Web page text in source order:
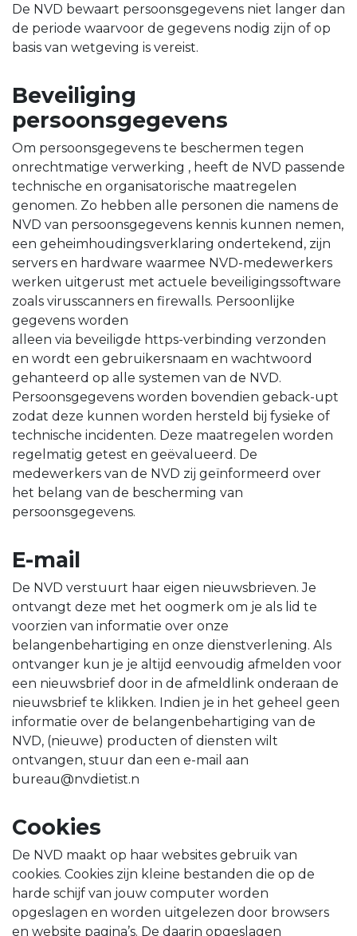
De NVD bewaart persoonsgegevens niet langer dan
de periode waarvoor de gegevens nodig zijn of op
basis van wetgeving is vereist.
Beveiliging
persoonsgegevens
Om persoonsgegevens te beschermen tegen
onrechtmatige verwerking , heeft de NVD passende
technische en organisatorische maatregelen
genomen. Zo hebben alle personen die namens de
NVD van persoonsgegevens kennis kunnen nemen,
een geheimhoudingsverklaring ondertekend, zijn
servers en hardware waarmee NVD-medewerkers
werken uitgerust met actuele beveiligingssoftware
zoals virusscanners en firewalls. Persoonlijke
gegevens worden
alleen via beveiligde https-verbinding verzonden
en wordt een gebruikersnaam en wachtwoord
gehanteerd op alle systemen van de NVD.
Persoonsgegevens worden bovendien geback-upt
zodat deze kunnen worden hersteld bij fysieke of
technische incidenten. Deze maatregelen worden
regelmatig getest en geëvalueerd. De
medewerkers van de NVD zij geïnformeerd over
het belang van de bescherming van
persoonsgegevens.
E-mail
De NVD verstuurt haar eigen nieuwsbrieven. Je
ontvangt deze met het oogmerk om je als lid te
voorzien van informatie over onze
belangenbehartiging en onze dienstverlening. Als
ontvanger kun je je altijd eenvoudig afmelden voor
een nieuwsbrief door in de afmeldlink onderaan de
nieuwsbrief te klikken. Indien je in het geheel geen
informatie over de belangenbehartiging van de
NVD, (nieuwe) producten of diensten wilt
ontvangen, stuur dan een e-mail aan
bureau@nvdietist.n
Cookies
De NVD maakt op haar websites gebruik van
cookies. Cookies zijn kleine bestanden die op de
harde schijf van jouw computer worden
opgeslagen en worden uitgelezen door browsers
en website pagina’s. De daarin opgeslagen